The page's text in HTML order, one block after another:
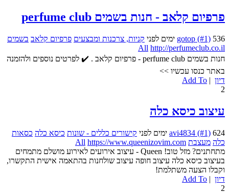
פרפיום קלאב - חנות בשמים perfume club
gotop (#1) 536 ימים לפני קניות, צרכנות ומבצעים פרפיום קלאב בשמים
All http://perfumeclub.co.il
חנות בשמים perfume club - פרפיום קלאב . ✔️ לפרטים נוספים ולהזמנה
באתר כנסו עכשיו >>
דיון |
Add To
2
עיצוב כיסא כלה
avi4834 (#1) 624 ימים לפני קישורים כללים - שונות כיסא כלה כסאות
כלה מעצבת All https://www.queenizovim.com
מתחתנים? מזל טוב! Queen - עיצוב אירועים לאירוע מושלם מתמחים
בעיצוב כיסא כלה עיצוב חופה עיצוב שולחנות בהתאמה אישית התקשרו,
וקבלו הצעה משתלמת!
דיון |
Add To
2